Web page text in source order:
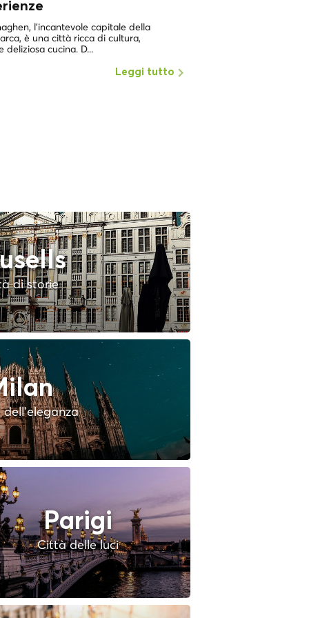
l'incantevole capitale della
è una città ricca di cultura,
deliziosa cucina. D...
Leggi tutto
di storie
Parigi
Città delle luci